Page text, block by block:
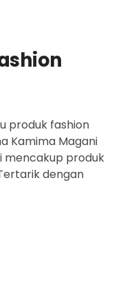
produk fashion
Kamima Magani
mencakup produk
dengan